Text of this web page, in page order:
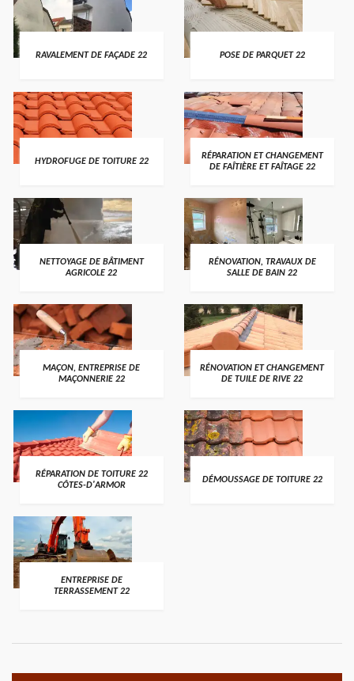
RAVALEMENT DE FAÇADE 22 POSE DE PARQUET 22
HYDROFUGE DE TOITURE 22
RÉPARATION ET CHANGEMENT
DE FAÎTIÈRE ET FAÎTAGE 22
NETTOYAGE DE BÂTIMENT
AGRICOLE 22
RÉNOVATION, TRAVAUX DE
SALLE DE BAIN 22
MAÇON, ENTREPRISE DE
MAÇONNERIE 22
RÉNOVATION ET CHANGEMENT
DE TUILE DE RIVE 22
RÉPARATION DE TOITURE 22
CÔTES-D'ARMOR
DÉMOUSSAGE DE TOITURE 22
ENTREPRISE DE
TERRASSEMENT 22